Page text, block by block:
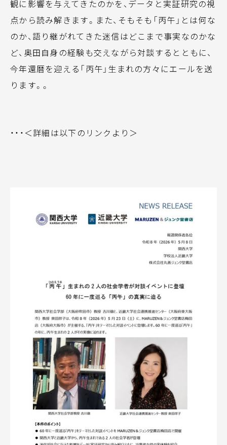
観に影響を与えてきたのかを、データと実証研究の視
点から読み解きます。また、そもそも「丙午」とは何な
のか、語り継がれてきた迷信はどこまで事実なのかな
ど、奥田自身の経験も交えながら対談するとともに、
今年還暦を迎える「丙午」生まれの方々にエールを送
ります。。
・・・＜詳細は以下のリンクより＞